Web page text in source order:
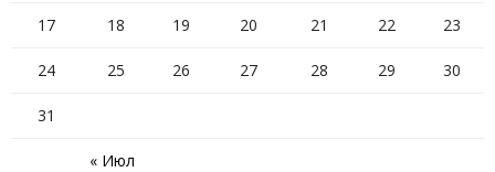
« Июл
17 18 19 20 21 22 23
24 25 26 27 28 29 30
31